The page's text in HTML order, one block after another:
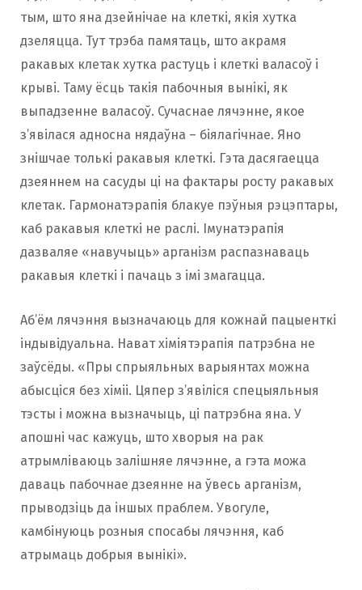
тым, што яна дзейнічае на клеткі, якія хутка
дзеляцца. Тут трэба памятаць, што акрамя
ракавых клетак хутка растуць і клеткі валасоў і
крыві. Таму ёсць такія пабочныя вынікі, як
выпадзенне валасоў. Сучаснае лячэнне, якое
з’явілася адносна нядаўна – біялагічнае. Яно
знішчае толькі ракавыя клеткі. Гэта дасягаецца
дзеяннем на сасуды ці на фактары росту ракавых
клетак. Гармонатэрапія блакуе пэўныя рэцэптары,
каб ракавыя клеткі не раслі. Імунатэрапія
дазваляе «навучыць» арганізм распазнаваць
ракавыя клеткі і пачаць з імі змагацца.
Аб’ём лячэння вызначаюць для кожнай пацыенткі
індывідуальна. Нават хіміятэрапія патрэбна не
заўсёды. «Пры спрыяльных варыянтах можна
абысціся без хіміі. Цяпер з’явіліся спецыяльныя
тэсты і можна вызначыць, ці патрэбна яна. У
апошні час кажуць, што хворыя на рак
атрымліваюць залішняе лячэнне, а гэта можа
даваць пабочнае дзеянне на ўвесь арганізм,
прыводзіць да іншых праблем. Увогуле,
камбінуюць розныя спосабы лячэння, каб
атрымаць добрыя вынікі».